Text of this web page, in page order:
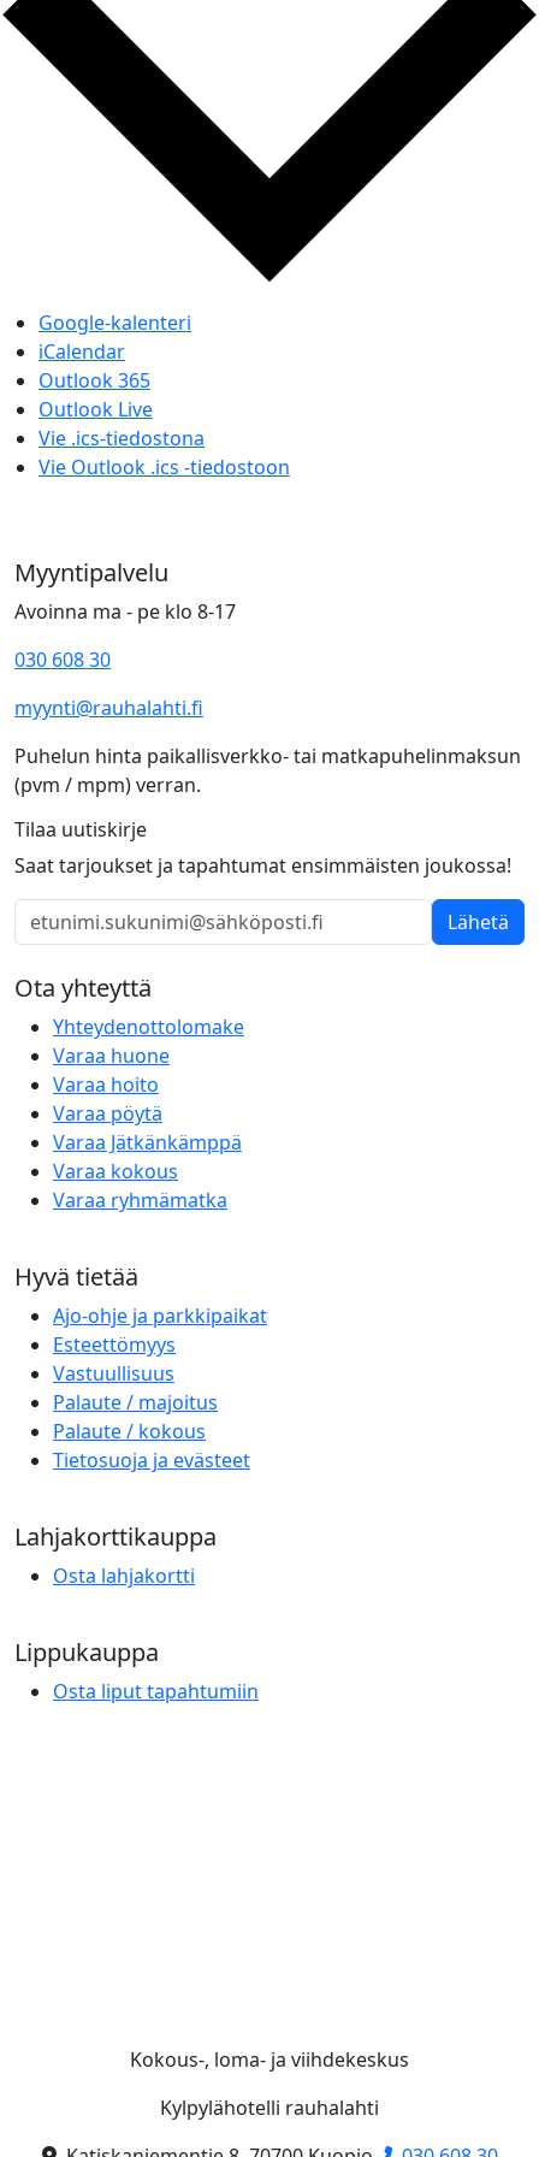
Google-kalenteri
iCalendar
Outlook 365
Outlook Live
Vie .ics-tiedostona
Vie Outlook .ics -tiedostoon
Myyntipalvelu
Avoinna ma - pe klo 8-17
030 608 30
myynti@rauhalahti.fi
Puhelun hinta paikallisverkko- tai matkapuhelinmaksun
(pvm / mpm) verran.
Tilaa uutiskirje
Saat tarjoukset ja tapahtumat ensimmäisten joukossa!
Lähetä
Ota yhteyttä
Yhteydenottolomake
Varaa huone
Varaa hoito
Varaa pöytä
Varaa Jätkänkämppä
Varaa kokous
Varaa ryhmämatka
Hyvä tietää
Ajo-ohje ja parkkipaikat
Esteettömyys
Vastuullisuus
Palaute / majoitus
Palaute / kokous
Tietosuoja ja evästeet
Lahjakorttikauppa
Osta lahjakortti
Lippukauppa
Osta liput tapahtumiin
Kokous-, loma- ja viihdekeskus
Kylpylähotelli rauhalahti